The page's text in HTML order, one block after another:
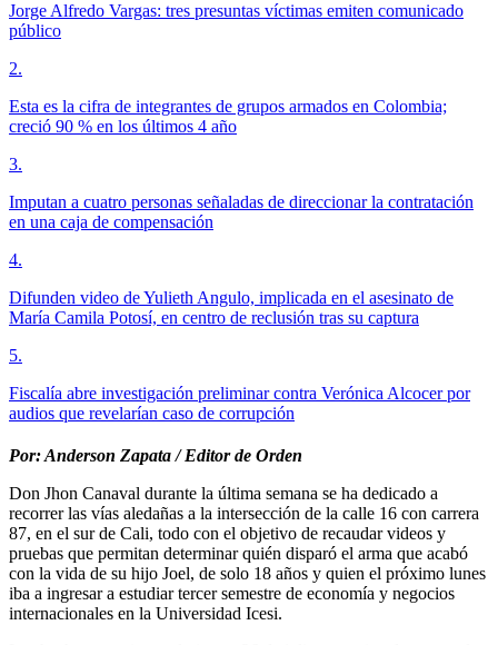
Jorge Alfredo Vargas: tres presuntas víctimas emiten comunicado
público
2.
Esta es la cifra de integrantes de grupos armados en Colombia;
creció 90 % en los últimos 4 año
3.
Imputan a cuatro personas señaladas de direccionar la contratación
en una caja de compensación
4.
Difunden video de Yulieth Angulo, implicada en el asesinato de
María Camila Potosí, en centro de reclusión tras su captura
5.
Fiscalía abre investigación preliminar contra Verónica Alcocer por
audios que revelarían caso de corrupción
Por: Anderson Zapata / Editor de Orden
Don Jhon Canaval durante la última semana se ha dedicado a
recorrer las vías aledañas a la intersección de la calle 16 con carrera
87, en el sur de Cali, todo con el objetivo de recaudar videos y
pruebas que permitan determinar quién disparó el arma que acabó
con la vida de su hijo Joel, de solo 18 años y quien el próximo lunes
iba a ingresar a estudiar tercer semestre de economía y negocios
internacionales en la Universidad Icesi.